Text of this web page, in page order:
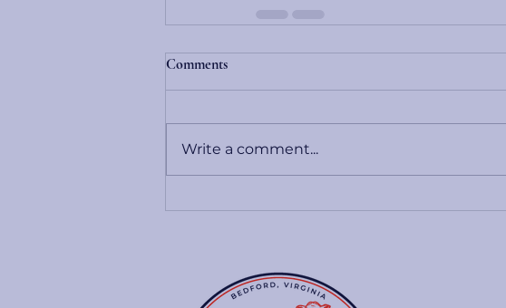
Comments
Write a comment...